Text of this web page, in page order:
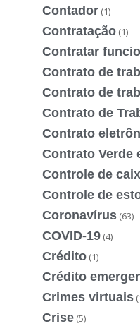
Contador (1)
Contratação (1)
Contratar
Contrato de
Contrato de
Contrato de
Contrato
Contrato Verde
Controle de
Controle de
Coronavírus (63)
COVID-19 (4)
Crédito (1)
Crédito
Crimes virtuais
Crise (5)